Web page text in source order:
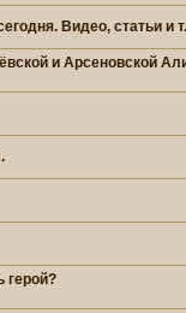
Видео, статьи и
и Арсеновской
герой?